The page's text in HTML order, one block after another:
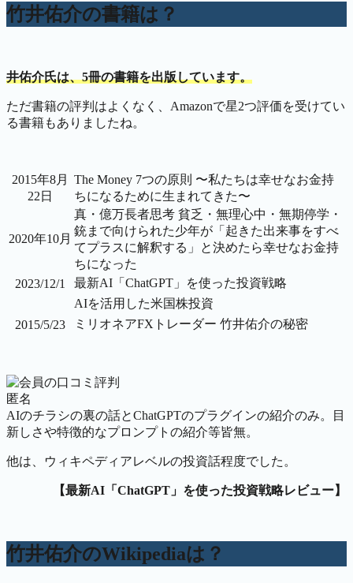
竹井佑介の書籍は？
井佑介氏は、5冊の書籍を出版しています。
ただ書籍の評判はよくなく、Amazonで星2つ評価を受けてい
る書籍もありましたね。
2015年8月
22日
The Money 7つの原則 〜私たちは幸せなお金持
ちになるために生まれてきた〜
2020年10月
真・億万長者思考 貧乏・無理心中・無期停学・
銃まで向けられた少年が「起きた出来事をすべ
てプラスに解釈する」と決めたら幸せなお金持
ちになった
2023/12/1
最新AI「ChatGPT」を使った投資戦略
AIを活用した米国株投資
2015/5/23
ミリオネアFXトレーダー 竹井佑介の秘密
匿名
AIのチラシの裏の話とChatGPTのプラグインの紹介のみ。目
新しさや特徴的なプロンプトの紹介等皆無。
他は、ウィキペディアレベルの投資話程度でした。
【最新AI「ChatGPT」を使った投資戦略レビュー】
竹井佑介のWikipediaは？